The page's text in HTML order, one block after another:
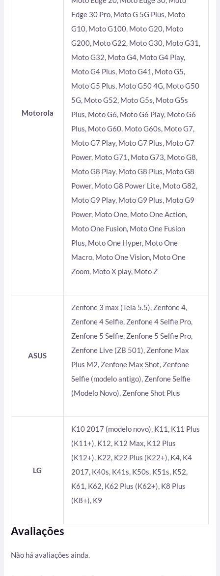
Motorola
Edge 30 Pro, Moto G 5G Plus, Moto
G10, Moto G100, Moto G20, Moto
G200, Moto G22, Moto G30, Moto G31,
Moto G32, Moto G4, Moto G4 Play,
Moto G4 Plus, Moto G41, Moto G5,
Moto G5 Plus, Moto G50 4G, Moto G50
5G, Moto G52, Moto G5s, Moto G5s
Plus, Moto G6, Moto G6 Play, Moto G6
Plus, Moto G60, Moto G60s, Moto G7,
Moto G7 Play, Moto G7 Plus, Moto G7
Power, Moto G71, Moto G73, Moto G8,
Moto G8 Play, Moto G8 Plus, Moto G8
Power, Moto G8 Power Lite, Moto G82,
Moto G9 Play, Moto G9 Plus, Moto G9
Power, Moto One, Moto One Action,
Moto One Fusion, Moto One Fusion
Plus, Moto One Hyper, Moto One
Macro, Moto One Vision, Moto One
Zoom, Moto X play, Moto Z
ASUS
Zenfone 3 max (Tela 5.5), Zenfone 4,
Zenfone 4 Selfie, Zenfone 4 Selfie Pro,
Zenfone 5 Selfie, Zenfone 5 Selfie Pro,
Zenfone Live (ZB 501), Zenfone Max
Plus M2, Zenfone Max Shot, Zenfone
Selfie (modelo antigo), Zenfone Selfie
(Modelo Novo), Zenfone Shot Plus
LG
K10 2017 (modelo novo), K11, K11 Plus
(K11+), K12, K12 Max, K12 Plus
(K12+), K22, K22 Plus (K22+), K4, K4
2017, K40s, K41s, K50s, K51s, K52,
K61, K62, K62 Plus (K62+), K8 Plus
(K8+), K9
Avaliações
Não há avaliações ainda.